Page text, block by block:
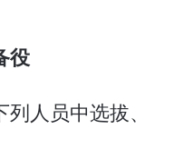
役
人员中选拔、